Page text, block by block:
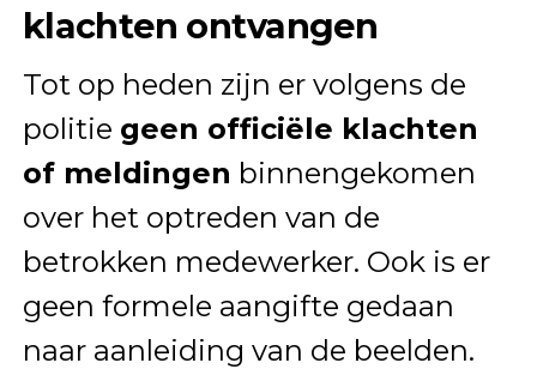
klachten ontvangen
Tot op heden zijn er volgens de
politie geen officiële klachten
of meldingen binnengekomen
over het optreden van de
betrokken medewerker. Ook is er
geen formele aangifte gedaan
naar aanleiding van de beelden.